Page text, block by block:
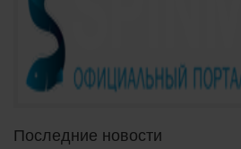
Последние новости